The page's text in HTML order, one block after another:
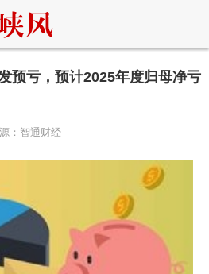
预亏，预计2025年度归母净亏
：智通财经